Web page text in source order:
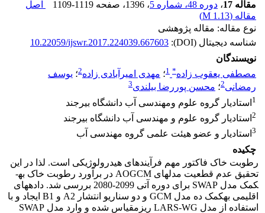
مقاله 17
، دوره 48، شماره 5 ، 1396 ، صفحه 1109-1119
اصل
مقاله (1.13 M
)
نوع مقاله: مقاله پژوهشی
شناسه دیجیتال (DOI):
10.22059/ijswr.2017.224039.667603
نویسندگان
مصطفی یعقوب زاده*
1؛ مهدی امیرآبادی زاده2؛ یوسف
رمضانی2؛ محسن پوررضا بیلندی3
1 استادیار گروه علوم ومهندسی آب دانشگاه بیرجند
2 استادیار گروه علوم و مهندسی آب دانشگاه بیرجند
3 استادیار و عضو هیئت علمی گروه مهندسی آب
چکیده
رطوبت خاک فاکتور مهم فرآیندهای هیدرولوژیکی است. لذا در این
تحقیق عدم قطعیت مدل­های AOGCM در برآورد رطوبت خاک به­
کمک مدل SWAP برای دوره آتی 2099-2080 بررسی شد. داده­های
اقلیمی به­کمک ده مدل GCM و دو سناریو انتشار A2 و B1 ایجاد و با
استفاده از مدل LARS-WG ریزمقیاس شده و وارد مدل SWAP